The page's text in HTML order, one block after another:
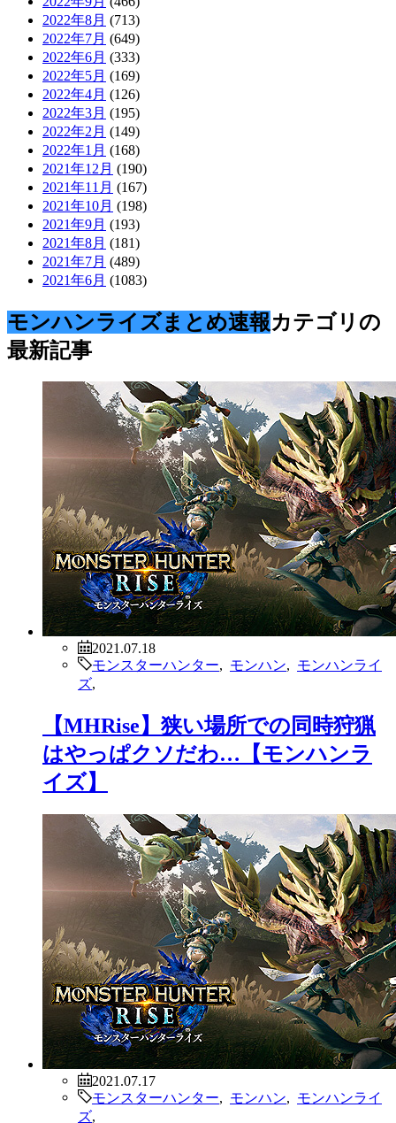
2022年8月 (713)
2022年7月 (649)
2022年6月 (333)
2022年5月 (169)
2022年4月 (126)
2022年3月 (195)
2022年2月 (149)
2022年1月 (168)
2021年12月 (190)
2021年11月 (167)
2021年10月 (198)
2021年9月 (193)
2021年8月 (181)
2021年7月 (489)
2021年6月 (1083)
モンハンライズまとめ速報カテゴリの
最新記事
2021.07.18
モンスターハンター
モンハン
モンハンライ
ズ
【MHRise】狭い場所での同時狩猟
はやっぱクソだわ…【モンハンラ
イズ】
2021.07.17
モンスターハンター
モンハン
モンハンライ
ズ